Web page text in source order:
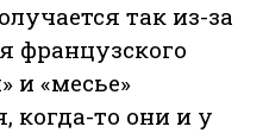
так из-за
французского
и «месье»
когда-то они и у